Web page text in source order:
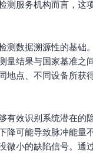
测服务机构而言，这
测数据溯源性的基础
量结果与国家基准之
地点、不同设备所获
有效识别系统潜在的
降可能导致脉冲能量
微小的缺陷信号。通